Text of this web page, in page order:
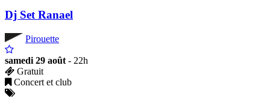
Dj Set Ranael
Pirouette
samedi 29 août - 22h
Gratuit
Concert et club